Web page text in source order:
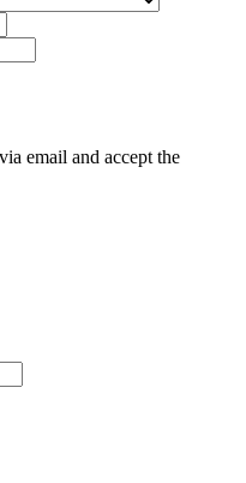
email and accept the